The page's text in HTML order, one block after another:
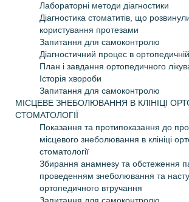
Лабораторні методи діагностики
Діагностика стоматитів, що
користування протезами
Запитання для самоконтролю
Діагностичний процес в
План і завдання ортопедичного
Історія хвороби
Запитання для самоконтролю
МІСЦЕВЕ ЗНЕБОЛЮВАННЯ В КЛІНІЦІ
СТОМАТОЛОГІЇ
Показання та протипоказання до
місцевого знеболювання в клініці
стоматології
Збирання анамнезу та обстеження
проведенням знеболювання та
ортопедичного втручання